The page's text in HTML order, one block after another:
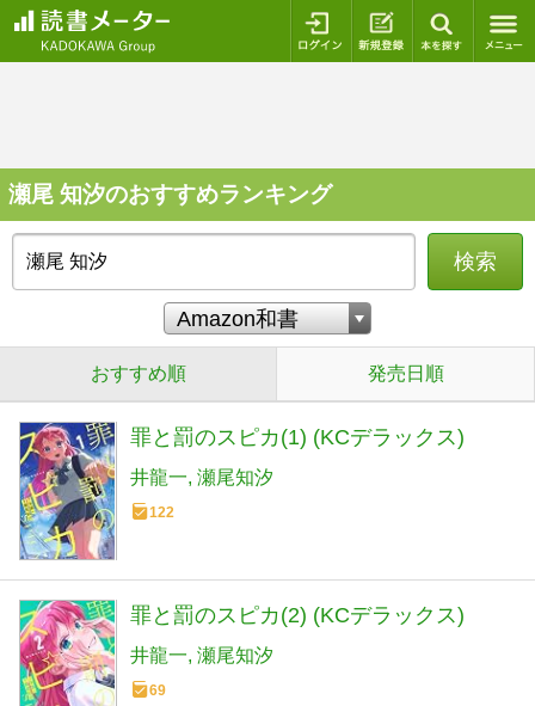
ログイン 新規登録
瀬尾 知汐のおすすめランキング
検索
おすすめ順 発売日順
罪と罰のスピカ(1) (KCデラックス)
井龍一 瀬尾知汐
122
罪と罰のスピカ(2) (KCデラックス)
井龍一 瀬尾知汐
69